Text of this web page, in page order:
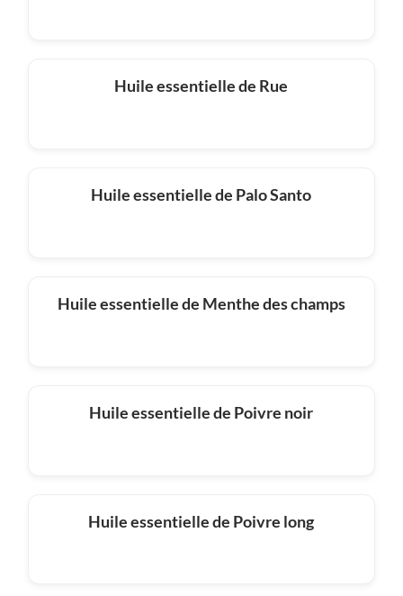
Huile essentielle de Rue
Huile essentielle de Palo Santo
Huile essentielle de Menthe des champs
Huile essentielle de Poivre noir
Huile essentielle de Poivre long